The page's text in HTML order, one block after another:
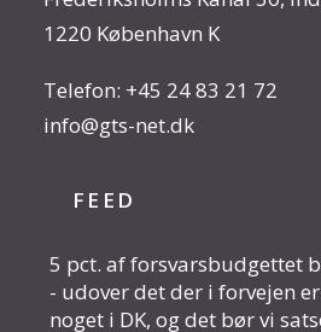
1220 København K
Telefon: +45 24 83 21 72
info@gts-net.dk
FEED
5 pct. af forsvarsbudgettet
- udover det der i forvejen
noget i DK, og det bør vi